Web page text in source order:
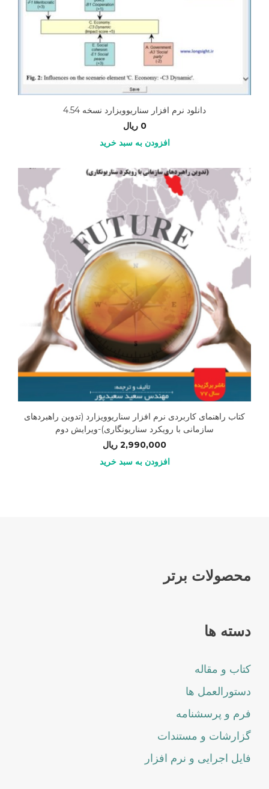
دانلود نرم افزار سناریوویزارد نسخه 4.54
ریال
افزودن به سبد خرید
کتاب راهنمای کاربردی نرم افزار سناریوویزارد (تدوین راهبردهای
سازمانی با رویکرد سناریونگاری)-ویرایش دوم
2,990,000 ریال
افزودن به سبد خرید
محصولات برتر
دسته ها
کتاب و مقاله
دستورالعمل ها
فرم و پرسشنامه
گزارشات و مستندات
فایل اجرایی و نرم افزار